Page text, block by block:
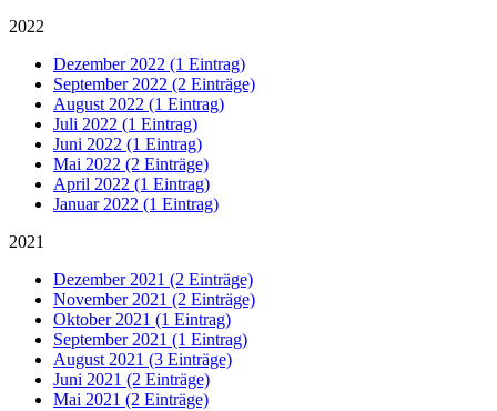
2022
Dezember 2022 (1 Eintrag)
September 2022 (2 Einträge)
August 2022 (1 Eintrag)
Juli 2022 (1 Eintrag)
Juni 2022 (1 Eintrag)
Mai 2022 (2 Einträge)
April 2022 (1 Eintrag)
Januar 2022 (1 Eintrag)
2021
Dezember 2021 (2 Einträge)
November 2021 (2 Einträge)
Oktober 2021 (1 Eintrag)
September 2021 (1 Eintrag)
August 2021 (3 Einträge)
Juni 2021 (2 Einträge)
Mai 2021 (2 Einträge)